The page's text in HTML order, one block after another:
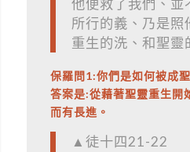
他便救了我們、並
所行的義、乃是照
重生的洗、和聖靈
保羅問1:你們是如何被成
答案是:從藉著聖靈重生開
而有長進。
▲徒十四21-22